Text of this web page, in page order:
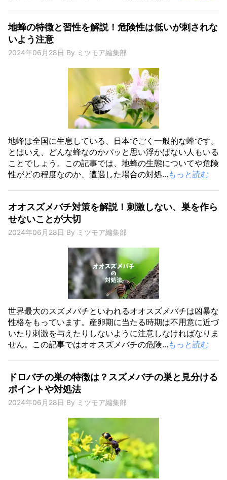
地蜂の特徴と習性を解説！危険性は低いが刺されな
いよう注意
2024年06月28日 By ミツモア編集部
地蜂は全国に生息している、日本でごく一般的な蜂です。
とはいえ、どんな蜂なのかパッと思い浮かばない人もいる
ことでしょう。この記事では、地蜂の生態についてや危険
性がどの程度なのか、遭遇した場合の対処... もっと読む
オオスズメバチ対策を解説！刺激しない、巣を作ら
せないことが大切
2024年06月28日 By ミツモア編集部
世界最大のスズメバチといわれるオオスズメバチは凶暴な
性格をもっています。産卵期に当たる時期は不用意に近づ
いたり刺激を与えたりしないように注意しなければなりま
せん。この記事ではオオスズメバチの危険... もっと読む
ドロバチの巣の特徴は？スズメバチの巣と見分ける
ポイントや対処法
2024年06月28日 By ミツモア編集部